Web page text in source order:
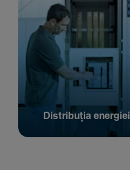
Distribuția energiei